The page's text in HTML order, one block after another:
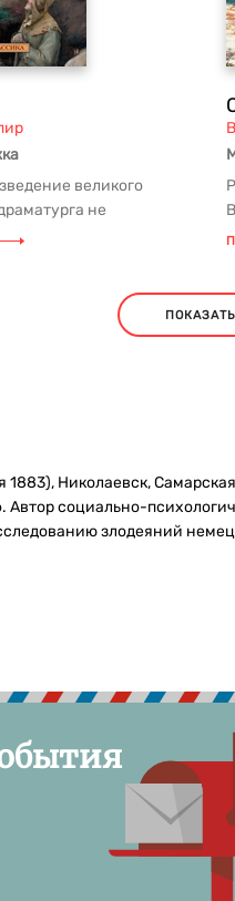
великого
не
популярностью и не
1883), Николаевск,
Автор социально-
злодеяний